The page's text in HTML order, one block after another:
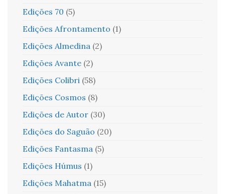
Edições 70 (5)
Edições Afrontamento (1)
Edições Almedina (2)
Edições Avante (2)
Edições Colibri (58)
Edições Cosmos (8)
Edições de Autor (30)
Edições do Saguão (20)
Edições Fantasma (5)
Edições Húmus (1)
Edições Mahatma (15)